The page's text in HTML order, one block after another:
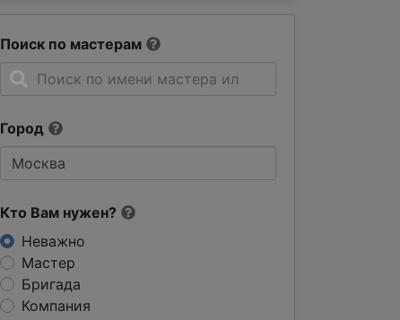
Поиск по мастерам
Город
Кто Вам нужен?
Неважно
Мастер
Бригада
Компания